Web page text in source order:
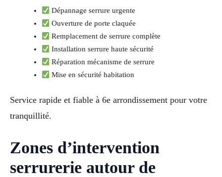
Dépannage serrure urgente
Ouverture de porte claquée
Remplacement de serrure complète
Installation serrure haute sécurité
Réparation mécanisme de serrure
Mise en sécurité habitation
Service rapide et fiable à 6e arrondissement pour votre
tranquillité.
Zones d’intervention
serrurerie autour de